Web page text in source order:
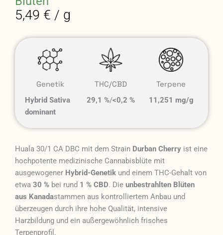
5,49 € / g
Genetik
Hybrid Sativa
dominant
THC/CBD
29,1 %/<0,2 %
Terpene
11,251 mg/g
Huala 30/1 CA DBC mit dem Strain Durban Cherry ist eine
hochpotente medizinische Cannabisblüte mit
ausgewogener Hybrid-Genetik und einem THC-Gehalt von
etwa 30 % bei rund 1 % CBD. Die unbestrahlten Blüten
aus Kanadastammen aus kontrolliertem Anbau und
überzeugen durch ihre hohe Qualität, intensive
Harzbildung und ein außergewöhnlich frisches
Terpenprofil.